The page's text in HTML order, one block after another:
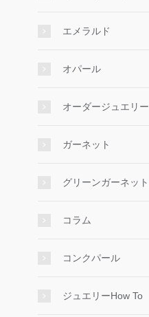
エメラルド
オパール
オーダージュエリー
ガーネット
グリーンガーネット
コラム
コンクパール
ジュエリーHow To